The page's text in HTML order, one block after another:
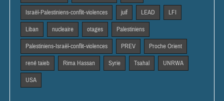
Israël-Palestiniens-conflit-violences juif LEAD LFI
Liban nucleaire otages Palestiniens
Palestiniens-Israël-conflit-violences PREV Proche Orient
rené taieb Rima Hassan Syrie Tsahal UNRWA
USA